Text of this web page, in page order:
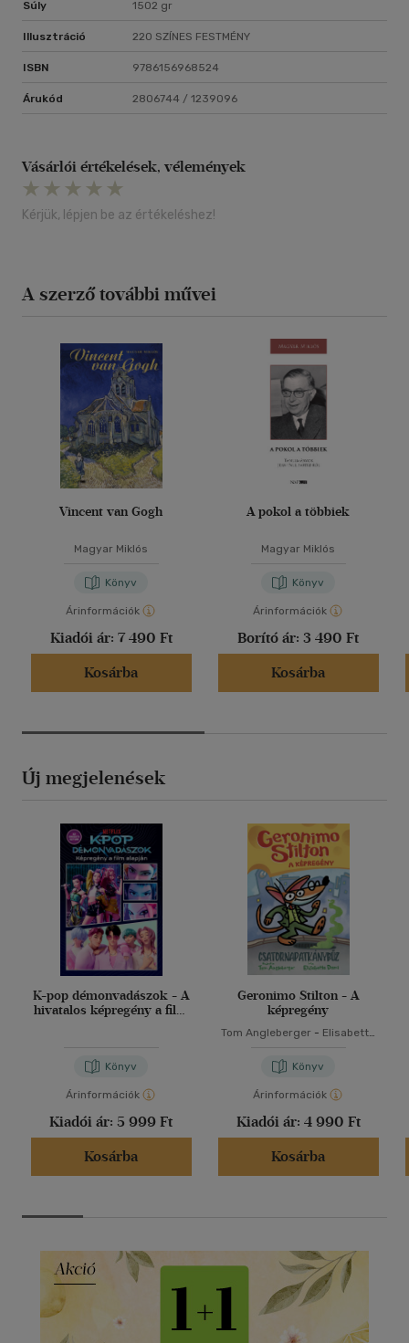
Súly 1502 gr
Illusztráció 220 SZÍNES FESTMÉNY
ISBN 9786156968524
Árukód 2806744 / 1239096
Vásárlói értékelések, vélemények
Kérjük, lépjen be az értékeléshez!
A szerző további művei
Vincent van Gogh
Magyar Miklós
Könyv
Árinformációk
Kiadói ár: 7 490 Ft
Kosárba
A pokol a többiek
Magyar Miklós
Könyv
Árinformációk
Borító ár: 3 490 Ft
Kosárba
Új megjelenések
K-pop démonvadászok - A
hivatalos képregény a film
Könyv
Árinformációk
Kiadói ár: 5 999 Ft
Kosárba
Geronimo Stilton - A
képregény
Tom Angleberger - Elisabetta
Könyv
Árinformációk
Kiadói ár: 4 990 Ft
Kosárba